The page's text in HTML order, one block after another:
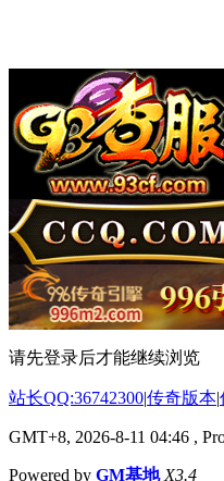
请先登录后才能继续浏览
站长QQ:36742300|传奇版本|
GMT+8, 2026-8-11 04:46 ,
Powered by GM基地 X3.4